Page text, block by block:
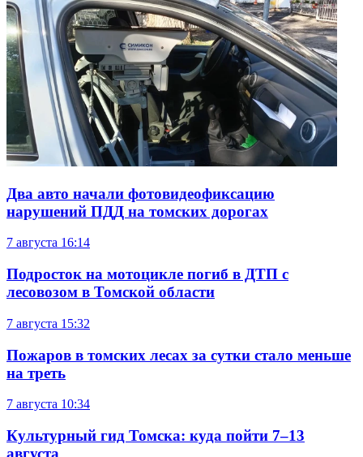
Два авто начали фотовидеофиксацию
нарушений ПДД на томских дорогах
7 августа 16:14
Подросток на мотоцикле погиб в ДТП с
лесовозом в Томской области
7 августа 15:32
Пожаров в томских лесах за сутки стало меньше
на треть
7 августа 10:34
Культурный гид Томска: куда пойти 7–13
августа